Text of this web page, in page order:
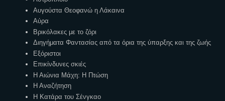
Αυγούστα Θεοφανώ η Λάκαινα
Αύρα
Βρικόλακες με το ζόρι
Διηγήματα Φαντασίας από τα όρια της ύπαρξης και της ζωής
Εξόριστοι
Επικίνδυνες σκιές
Η Αιώνια Μάχη: Η Πτώση
Η Αναζήτηση
Η Κατάρα του Σένγκαο